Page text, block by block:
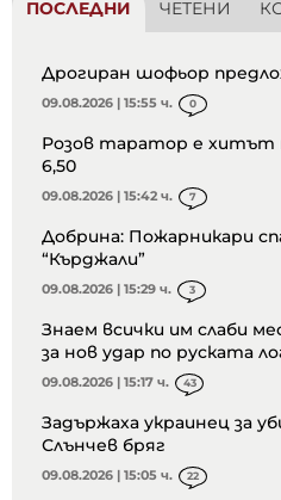
ПОСЛЕДНИ ЧЕТЕНИ
Дрогиран шофьор
09.08.2026 | 15:55 ч. 0
Розов таратор е хитът
6,50
09.08.2026 | 15:42 ч. 7
Добрина: Пожарникари
“Кърджали”
09.08.2026 | 15:29 ч. 3
Знаем всички им слаби
за нов удар по руската
09.08.2026 | 15:17 ч. 43
Задържаха украинец за
Слънчев бряг
09.08.2026 | 15:05 ч. 22